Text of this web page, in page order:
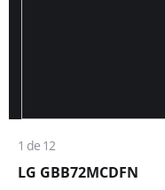
1 de 12
LG GBB72MCDFN